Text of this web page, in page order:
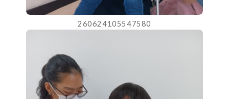
260624105547580